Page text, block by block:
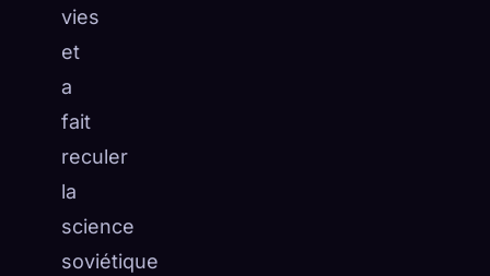
vies
et
a
fait
reculer
la
science
soviétique